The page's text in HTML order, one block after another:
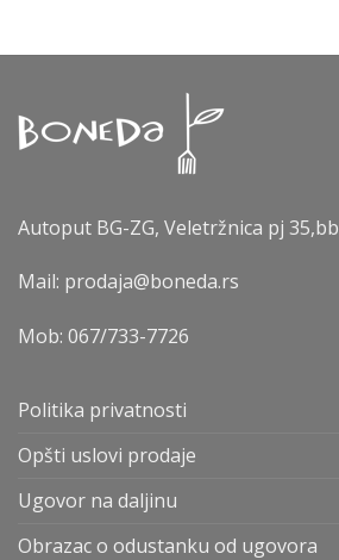
Autoput BG-ZG, Veletržnica pj 35,bb
Mail: prodaja@boneda.rs
Mob: 067/733-7726
Politika privatnosti
Opšti uslovi prodaje
Ugovor na daljinu
Obrazac o odustanku od ugovora